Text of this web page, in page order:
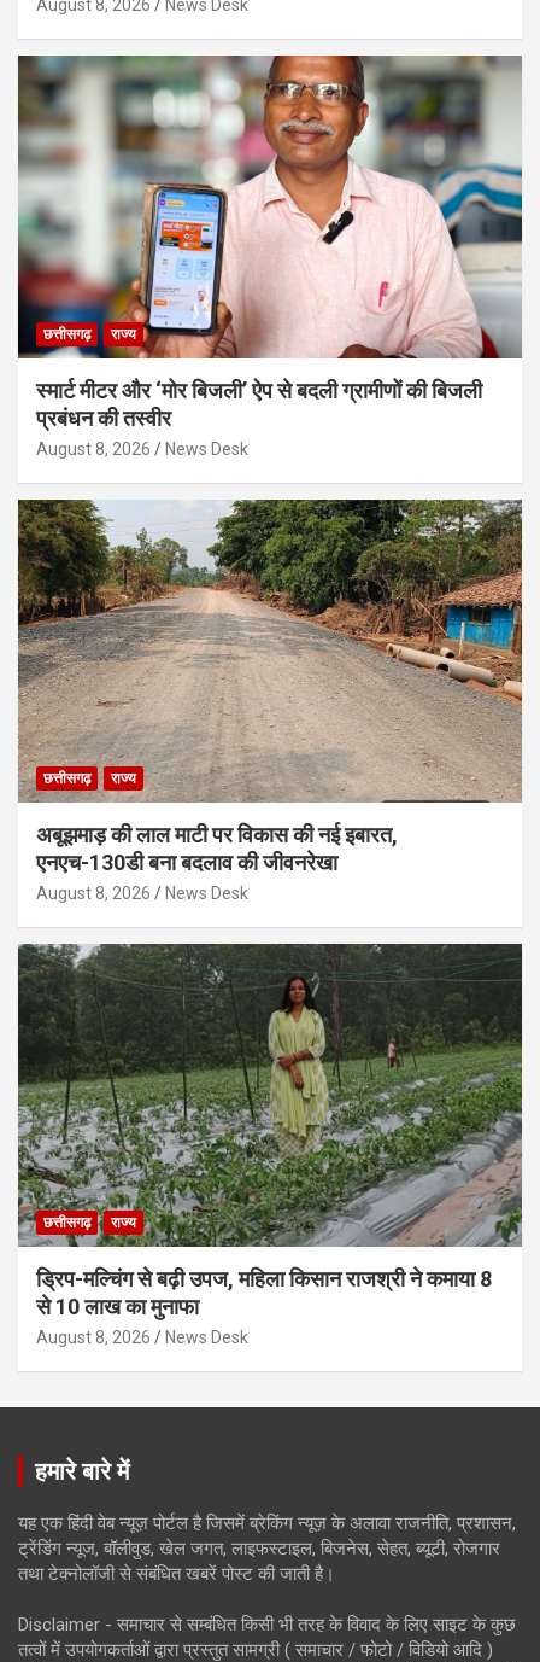
August 8, 2026 News Desk
छत्तीसगढ़ राज्य
स्मार्ट मीटर और ‘मोर बिजली’ ऐप से बदली ग्रामीणों की बिजली
प्रबंधन की तस्वीर
August 8, 2026 News Desk
छत्तीसगढ़ राज्य
अबूझमाड़ की लाल माटी पर विकास की नई इबारत,
एनएच-130डी बना बदलाव की जीवनरेखा
August 8, 2026 News Desk
छत्तीसगढ़ राज्य
ड्रिप-मल्चिंग से बढ़ी उपज, महिला किसान राजश्री ने कमाया 8
से 10 लाख का मुनाफा
August 8, 2026 News Desk
हमारे बारे में
यह एक हिंदी वेब न्यूज़ पोर्टल है जिसमें ब्रेकिंग न्यूज़ के अलावा राजनीति, प्रशासन,
ट्रेंडिंग न्यूज, बॉलीवुड, खेल जगत, लाइफस्टाइल, बिजनेस, सेहत, ब्यूटी, रोजगार
तथा टेक्नोलॉजी से संबंधित खबरें पोस्ट की जाती है।
Disclaimer - समाचार से सम्बंधित किसी भी तरह के विवाद के लिए साइट के कुछ
तत्वों में उपयोगकर्ताओं द्वारा प्रस्तुत सामग्री ( समाचार / फोटो / विडियो आदि )